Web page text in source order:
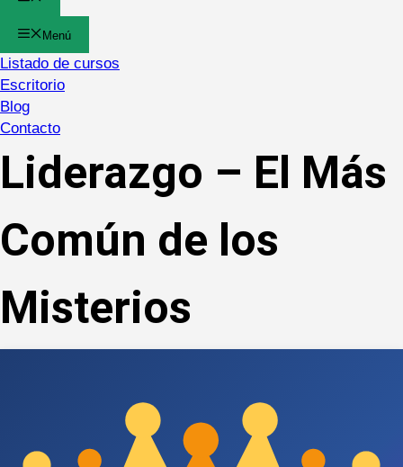
Menú
Listado de cursos
Escritorio
Blog
Contacto
Liderazgo – El Más
Común de los
Misterios